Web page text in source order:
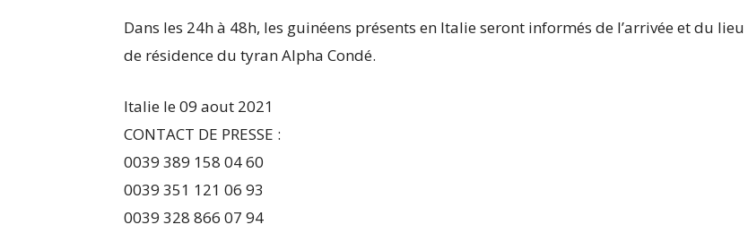
Dans les 24h à 48h, les guinéens présents en Italie seront informés de l’arrivée et du lieu
de résidence du tyran Alpha Condé.
Italie le 09 aout 2021
CONTACT DE PRESSE :
0039 389 158 04 60
0039 351 121 06 93
0039 328 866 07 94